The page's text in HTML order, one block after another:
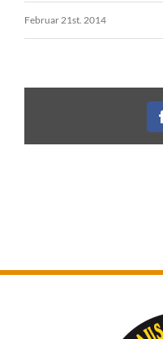
Februar 21st. 2014